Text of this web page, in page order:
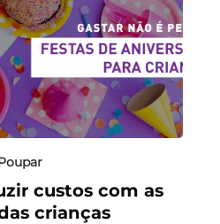
custos com as
crianças